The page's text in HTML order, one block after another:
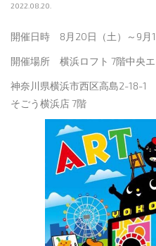
2022.08.20.
開催日時 8月20日（土）～9月
開催場所 横浜ロフト 7階中央
神奈川県横浜市西区高島2-18-1
そごう横浜店 7階